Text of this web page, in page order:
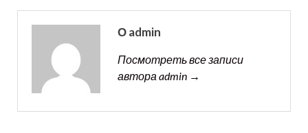
О admin
Посмотреть все записи
автора admin →